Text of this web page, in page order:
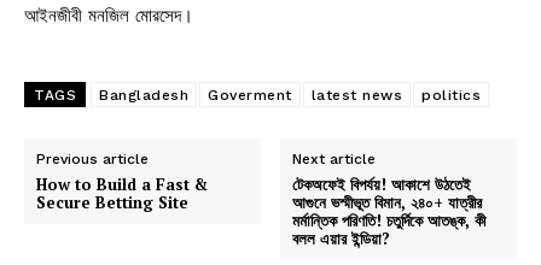
আইনজীবী মনজিল মোরসেদ।
TAGS Bangladesh Goverment latest news politics
Previous article
How to Build a Fast &
Secure Betting Site
Next article
টেকঅফেই বিপর্যয়! আকাশে উঠতেই
আগুনে ভস্মীভূত বিমান, ২৪০+ যাত্রীর
মর্মান্তিক পরিণতি! চতুর্দিকে আতঙ্ক, কী
বলল এয়ার ইন্ডিয়া?